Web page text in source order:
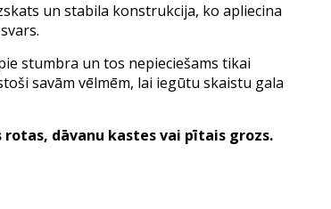
un stabila konstrukcija, ko apliecina
stumbra un tos nepieciešams tikai
savām vēlmēm, lai iegūtu skaistu gala
dāvanu kastes vai pītais grozs.